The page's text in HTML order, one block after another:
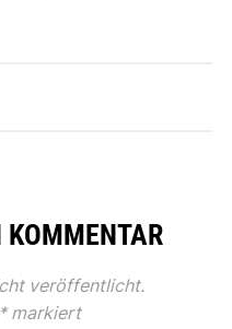
KOMMENTAR
veröffentlicht.
*markiert